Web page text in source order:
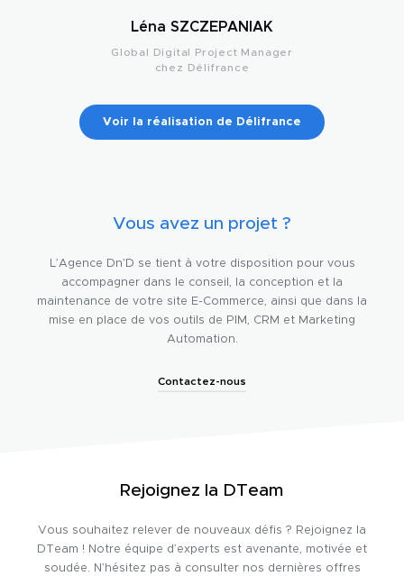
Léna SZCZEPANIAK
Global Digital Project Manager
chez Délifrance
Voir la réalisation de Délifrance
Vous avez un projet ?
L’Agence Dn’D se tient à votre disposition pour vous
accompagner dans le conseil, la conception et la
maintenance de votre site E-Commerce, ainsi que dans la
mise en place de vos outils de PIM, CRM et Marketing
Automation.
Contactez-nous
Rejoignez la DTeam
Vous souhaitez relever de nouveaux défis ? Rejoignez la
DTeam ! Notre équipe d’experts est avenante, motivée et
soudée. N’hésitez pas à consulter nos dernières offres